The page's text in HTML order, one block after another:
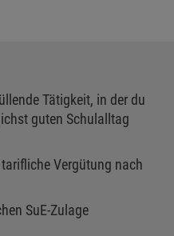
Tätigkeit, in der du
guten Schulalltag
Vergütung nach
SuE-Zulage